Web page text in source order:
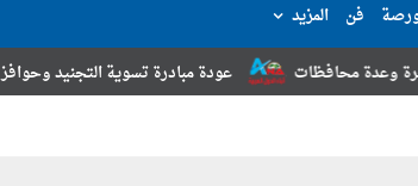
فن المزيد
عودة مبادرة تسوية التجنيد وحوافز جديدة